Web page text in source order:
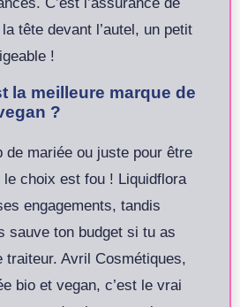
tête devant l’autel, un petit
!
la meilleure marque de
?
de mariée ou juste pour être
le choix est fou ! Liquidflora
engagements, tandis
sauve ton budget si tu as
traiteur. Avril Cosmétiques,
bio et vegan, c’est le vrai